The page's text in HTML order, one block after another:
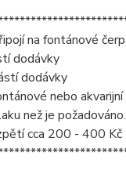
na fontánové
dodávky
dodávky
nebo
než je požadováno.
cca 200 - 400 Kč